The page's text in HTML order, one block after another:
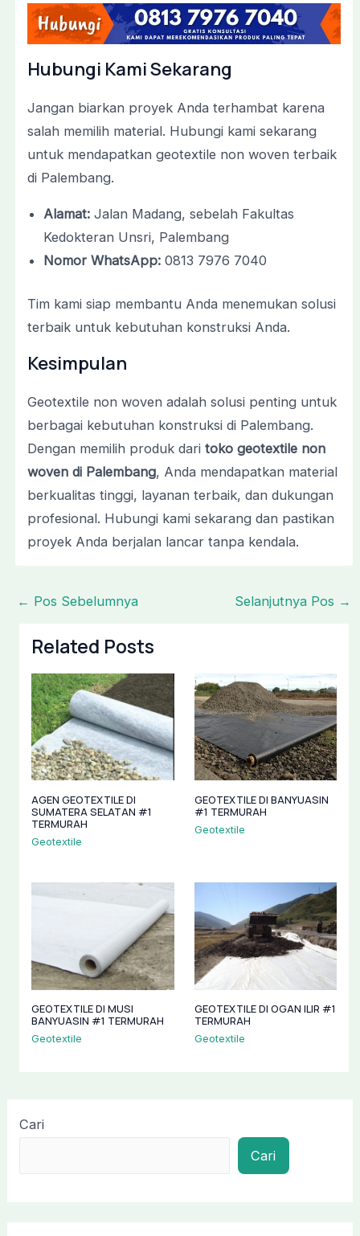
Hubungi Kami Sekarang
Jangan biarkan proyek Anda terhambat karena
salah memilih material. Hubungi kami sekarang
untuk mendapatkan geotextile non woven terbaik
di Palembang.
Alamat:Jalan Madang, sebelah Fakultas
Kedokteran Unsri, Palembang
Nomor WhatsApp:0813 7976 7040
Tim kami siap membantu Anda menemukan solusi
terbaik untuk kebutuhan konstruksi Anda.
Kesimpulan
Geotextile non woven adalah solusi penting untuk
berbagai kebutuhan konstruksi di Palembang.
Dengan memilih produk dari toko geotextile non
woven di Palembang, Anda mendapatkan material
berkualitas tinggi, layanan terbaik, dan dukungan
profesional. Hubungi kami sekarang dan pastikan
proyek Anda berjalan lancar tanpa kendala.
← Pos Sebelumnya Selanjutnya Pos →
Related Posts
AGEN GEOTEXTILE DI
SUMATERA SELATAN #1
TERMURAH
Geotextile
GEOTEXTILE DI BANYUASIN
#1 TERMURAH
Geotextile
GEOTEXTILE DI MUSI
BANYUASIN #1 TERMURAH
Geotextile
GEOTEXTILE DI OGAN ILIR #1
TERMURAH
Geotextile
Cari
Cari